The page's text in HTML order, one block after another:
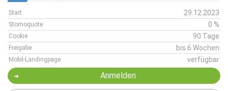
Start 29.12.2023
Stornoquote 0 %
Cookie 90 Tage
Freigabe bis 6 Wochen
Mobil-Landingpage verfügbar
Anmelden